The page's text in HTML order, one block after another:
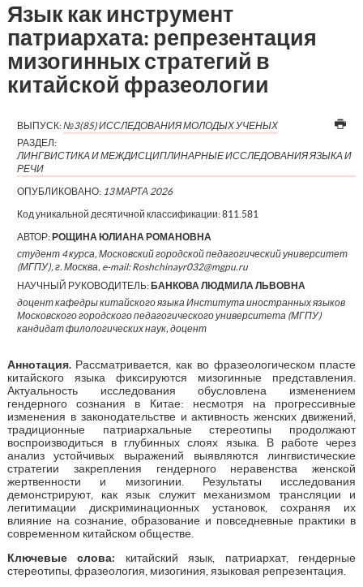
Язык как инструмент
патриархата: репрезентация
мизогинных стратегий в
китайской фразеологии
ВЫПУСК:№3(85) ИССЛЕДОВАНИЯ МОЛОДЫХ УЧЕНЫХ
РАЗДЕЛ:
ЛИНГВИСТИКА И МЕЖДИСЦИПЛИНАРНЫЕ ИССЛЕДОВАНИЯ ЯЗЫКА И
РЕЧИ
ОПУБЛИКОВАНО: 13 МАРТА 2026
Код уникальной десятичной классификации:811.581
АВТОР:РОЩИНА ЮЛИАНА РОМАНОВНА
студент 4 курса, Московский городской педагогический университет
(МГПУ), г. Москва, e-mail: Roshchinayr032@mgpu.ru
НАУЧНЫЙ РУКОВОДИТЕЛЬ:БАНКОВА ЛЮДМИЛА ЛЬВОВНА
доцент кафедры китайского языка Института иностранных языков
Московского городского педагогического университета (МГПУ)
кандидат филологических наук, доцент
Аннотация.Рассматривается, как во фразеологическом пласте
китайского языка фиксируются мизогинные представления.
Актуальность исследования обусловлена изменением
гендерного сознания в Китае: несмотря на прогрессивные
изменения в законодательстве и активность женских движений,
традиционные патриархальные стереотипы продолжают
воспроизводиться в глубинных слоях языка. В работе через
анализ устойчивых выражений выявляются лингвистические
стратегии закрепления гендерного неравенства женской
жертвенности и мизогинии. Результаты исследования
демонстрируют, как язык служит механизмом трансляции и
легитимации дискриминационных установок, сохраняя их
влияние на сознание, образование и повседневные практики в
современном китайском обществе.
Ключевые слова: китайский язык, патриархат, гендерные
стереотипы, фразеология, мизогиния, языковая репрезентация.